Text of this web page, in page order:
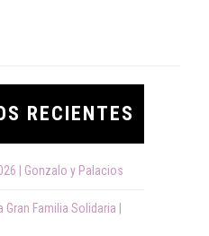
RECIENTES
| Gonzalo y Palacios
Gran Familia Solidaria |